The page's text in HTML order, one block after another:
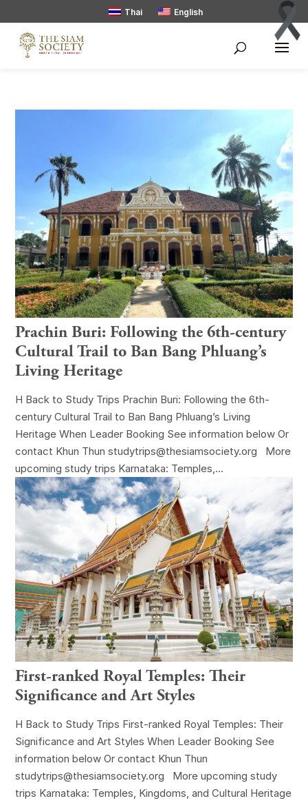
Thai English
Prachin Buri: Following the 6th-century
Cultural Trail to Ban Bang Phluang’s
Living Heritage
H Back to Study Trips Prachin Buri: Following the 6th-
century Cultural Trail to Ban Bang Phluang’s Living
Heritage When Leader Booking See information below Or
contact Khun Thun studytrips@thesiamsociety.org More
upcoming study trips Karnataka: Temples,...
First-ranked Royal Temples: Their
Significance and Art Styles
H Back to Study Trips First-ranked Royal Temples: Their
Significance and Art Styles When Leader Booking See
information below Or contact Khun Thun
studytrips@thesiamsociety.org More upcoming study
trips Karnataka: Temples, Kingdoms, and Cultural Heritage